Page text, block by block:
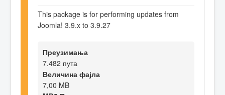
This package is for performing updates from
Joomla! 3.9.x to 3.9.27
Преузимања
7.482 пута
Величина фајла
7,00 MB